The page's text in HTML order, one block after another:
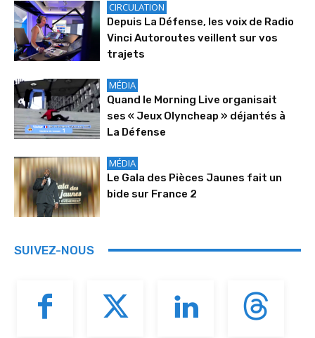
CIRCULATION
Depuis La Défense, les voix de Radio
Vinci Autoroutes veillent sur vos
trajets
MÉDIA
Quand le Morning Live organisait
ses « Jeux Olyncheap » déjantés à
La Défense
MÉDIA
Le Gala des Pièces Jaunes fait un
bide sur France 2
SUIVEZ-NOUS